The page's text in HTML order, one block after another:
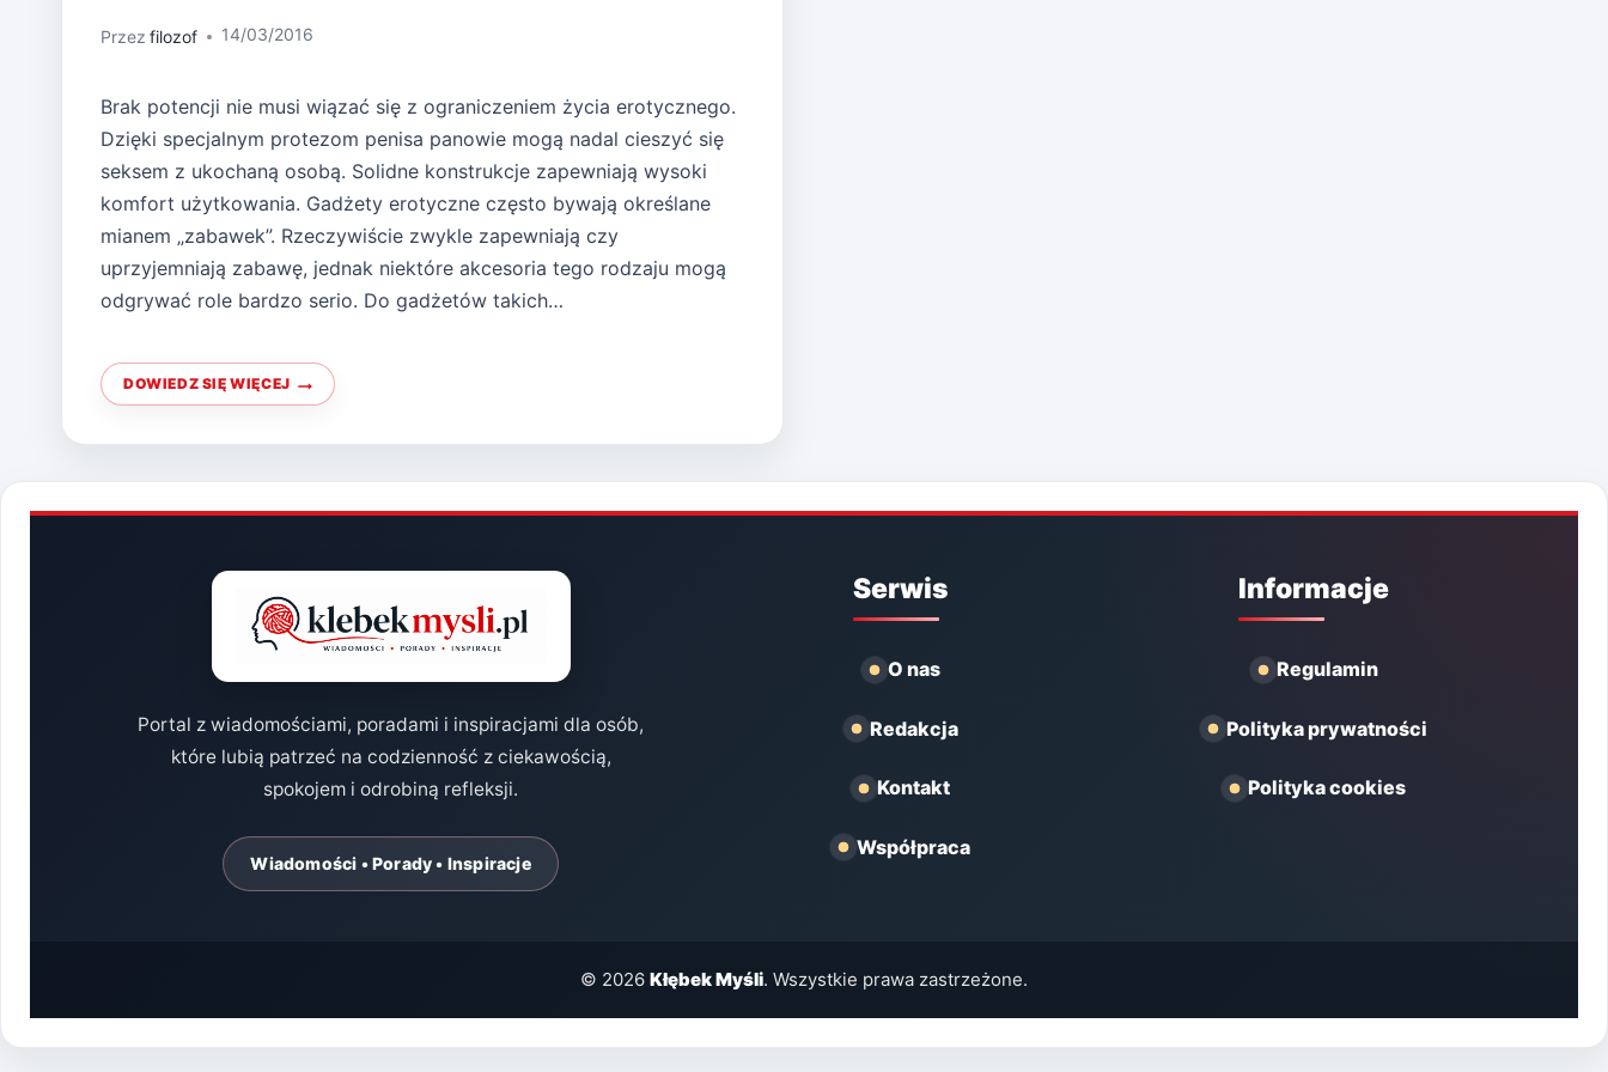
Przez filozof 14/03/2016
Brak potencji nie musi wiązać się z ograniczeniem życia erotycznego.
Dzięki specjalnym protezom penisa panowie mogą nadal cieszyć się
seksem z ukochaną osobą. Solidne konstrukcje zapewniają wysoki
komfort użytkowania. Gadżety erotyczne często bywają określane
mianem „zabawek”. Rzeczywiście zwykle zapewniają czy
uprzyjemniają zabawę, jednak niektóre akcesoria tego rodzaju mogą
odgrywać role bardzo serio. Do gadżetów takich…
DOWIEDZ SIĘ WIĘCEJ
PROTEZA
PENISA
Portal z wiadomościami, poradami i inspiracjami dla osób,
które lubią patrzeć na codzienność z ciekawością,
spokojem i odrobiną refleksji.
Wiadomości • Porady • Inspiracje
Serwis
O nas
Redakcja
Kontakt
Współpraca
Informacje
Regulamin
Polityka prywatności
Polityka cookies
© 2026 Kłębek Myśli. Wszystkie prawa zastrzeżone.